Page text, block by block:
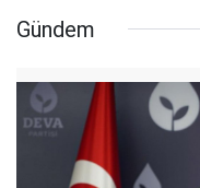
Gündem